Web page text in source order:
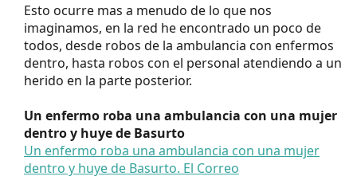
Esto ocurre mas a menudo de lo que nos
imaginamos, en la red he encontrado un poco de
todos, desde robos de la ambulancia con enfermos
dentro, hasta robos con el personal atendiendo a un
herido en la parte posterior.
Un enfermo roba una ambulancia con una mujer
dentro y huye de Basurto
Un enfermo roba una ambulancia con una mujer
dentro y huye de Basurto. El Correo